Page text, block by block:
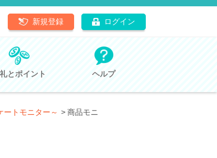
新規登録 ログイン
とポイント ヘルプ
ートモニター～ > 商品モニ